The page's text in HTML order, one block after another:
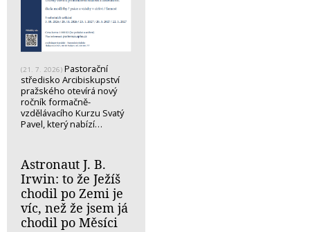
(21. 7. 2026) Pastorační
středisko Arcibiskupství
pražského otevírá nový
ročník formačně-
vzdělávacího Kurzu Svatý
Pavel, který nabízí…
Astronaut J. B.
Irwin: to že Ježíš
chodil po Zemi je
víc, než že jsem já
chodil po Měsíci